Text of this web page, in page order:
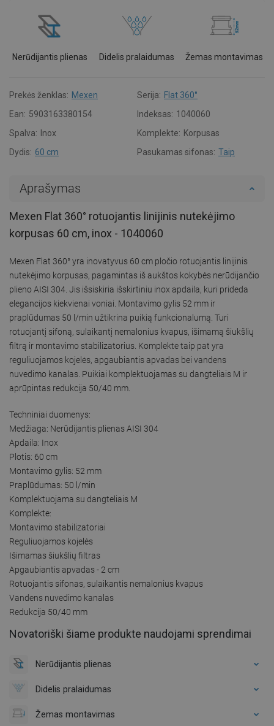
Nerūdijantis plienas Didelis pralaidumas Žemas montavimas
Prekės ženklas: Mexen Serija: Flat 360°
Ean: 5903163380154 Indeksas: 1040060
Spalva:
Inox Komplekte: Korpusas
Dydis: 60 cm Pasukamas sifonas: Taip
Aprašymas
Mexen Flat 360° rotuojantis linijinis nutekėjimo
korpusas 60 cm, inox - 1040060
Mexen Flat 360° yra inovatyvus 60 cm pločio rotuojantis linijinis
nutekėjimo korpusas, pagamintas iš aukštos kokybės nerūdijančio
plieno AISI 304. Jis išsiskiria išskirtiniu inox apdaila, kuri prideda
elegancijos kiekvienai voniai. Montavimo gylis 52 mm ir
praplūdumas 50 l/min užtikrina puikią funkcionalumą. Turi
rotuojantį sifoną, sulaikantį nemalonius kvapus, išimamą šiukšlių
filtrą ir montavimo stabilizatorius. Komplekte taip pat yra
reguliuojamos kojelės, apgaubiantis apvadas bei vandens
nuvedimo kanalas. Puikiai komplektuojamas su dangteliais M ir
aprūpintas redukcija 50/40 mm.
Techniniai duomenys:
Medžiaga: Nerūdijantis plienas AISI 304
Apdaila: Inox
Plotis: 60 cm
Montavimo gylis: 52 mm
Praplūdumas: 50 l/min
Komplektuojama su dangteliais M
Komplekte:
Montavimo stabilizatoriai
Reguliuojamos kojelės
Išimamas šiukšlių filtras
Apgaubiantis apvadas - 2 cm
Rotuojantis sifonas, sulaikantis nemalonius kvapus
Vandens nuvedimo kanalas
Redukcija 50/40 mm
Novatoriški šiame produkte naudojami sprendimai
Nerūdijantis plienas
Didelis pralaidumas
Žemas montavimas